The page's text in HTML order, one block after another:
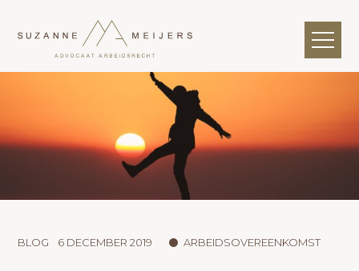
BLOG 6 DECEMBER 2019 ARBEIDSOVEREENKOMST